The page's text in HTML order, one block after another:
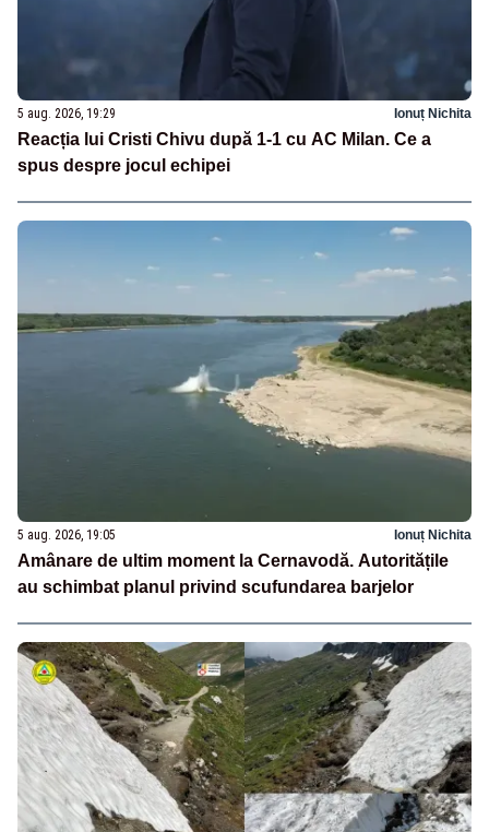
5 aug. 2026, 19:29 Ionuț Nichita
Reacția lui Cristi Chivu după 1-1 cu AC Milan. Ce a
spus despre jocul echipei
5 aug. 2026, 19:05 Ionuț Nichita
Amânare de ultim moment la Cernavodă. Autoritățile
au schimbat planul privind scufundarea barjelor